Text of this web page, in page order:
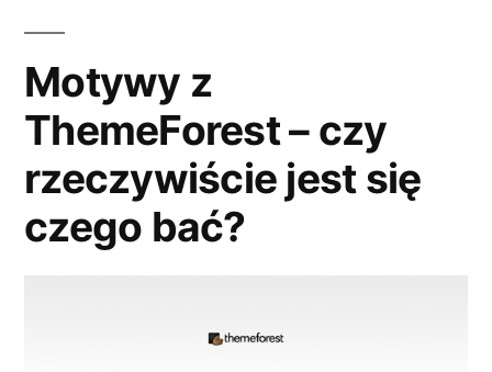
Motywy z
ThemeForest – czy
rzeczywiście jest się
czego bać?